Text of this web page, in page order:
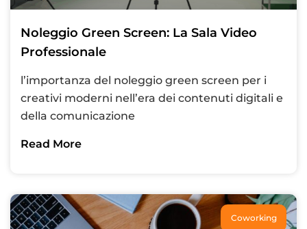
Noleggio Green Screen: La Sala Video
Professionale
l’importanza del noleggio green screen per i
creativi moderni nell’era dei contenuti digitali e
della comunicazione
Read More
Coworking